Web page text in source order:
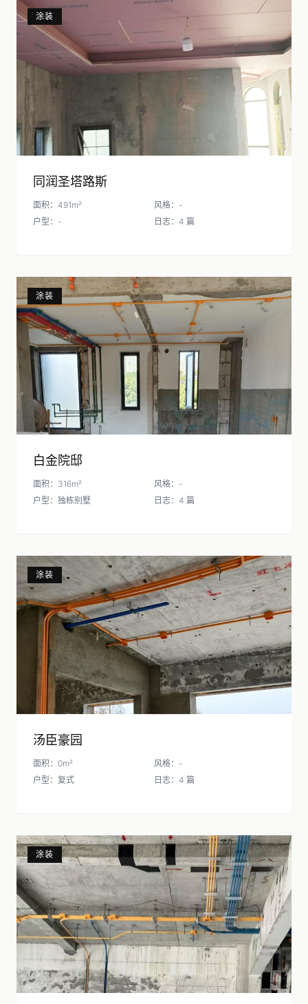
涂装
同润圣塔路斯
面积：491m²
风格：-
户型：-
日志：4 篇
涂装
白金院邸
面积：316m²
风格：-
户型：独栋别墅
日志：4 篇
涂装
汤臣豪园
面积：0m²
风格：-
户型：复式
日志：4 篇
涂装